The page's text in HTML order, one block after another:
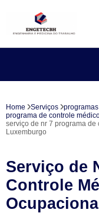
Home Serviços
programa de controle
serviço de nr 7 programa
Luxemburgo
Serviço de
Controle